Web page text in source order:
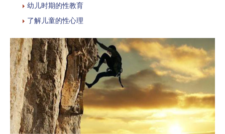
幼儿时期的性教育
了解儿童的性心理